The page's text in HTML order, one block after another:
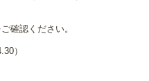
確認ください。
）